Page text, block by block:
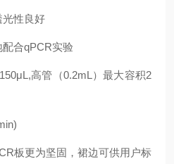
光性良好
配合qPCR实验
高管（0.2mL）最大容积2
板更为坚固，裙边可供用户标